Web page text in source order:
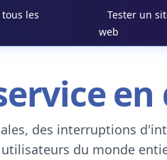
les
Tester un
web
des interruptions
du monde